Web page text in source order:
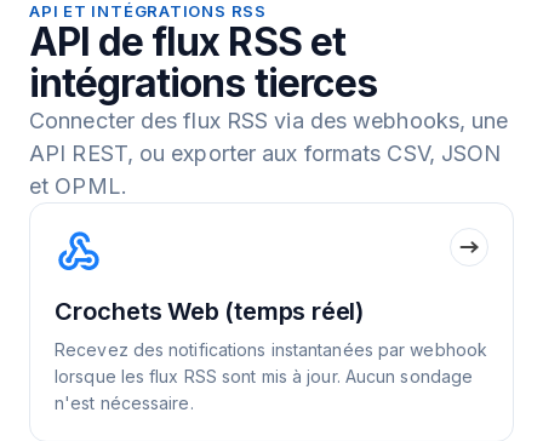
API ET INTÉGRATIONS RSS
API de flux RSS et
intégrations tierces
Connecter des flux RSS via des webhooks, une
API REST, ou exporter aux formats CSV, JSON
et OPML.
Crochets Web (temps réel)
Recevez des notifications instantanées par webhook
lorsque les flux RSS sont mis à jour. Aucun sondage
n'est nécessaire.